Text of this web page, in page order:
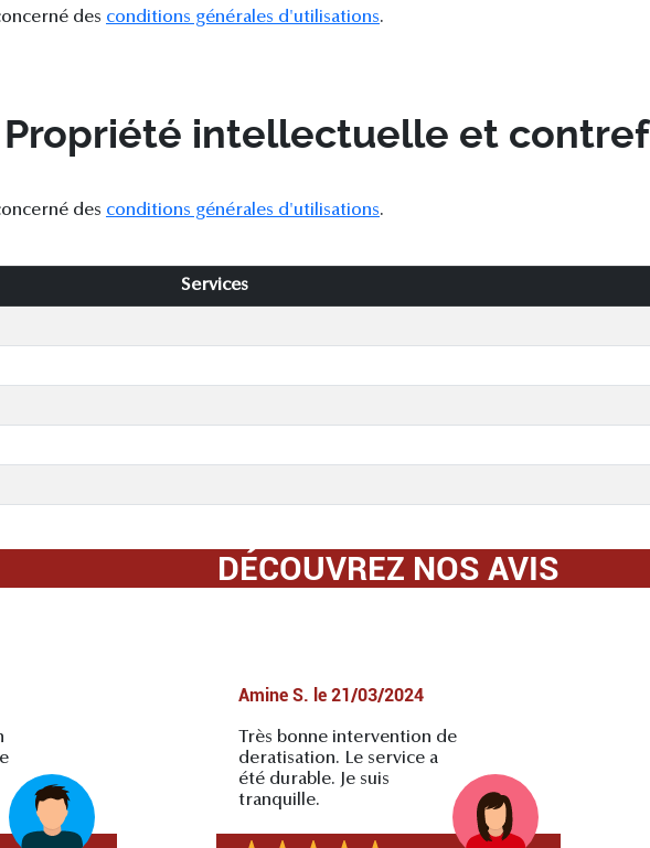
des conditions générales d'utilisations.
Propriété intellectuelle et
des conditions générales d'utilisations.
Services
DÉCOUVREZ NOS AVIS
Amine S. le 21/03/2024
Très bonne intervention de
deratisation. Le service a
été durable. Je suis
tranquille.